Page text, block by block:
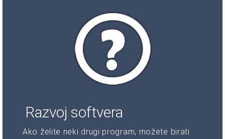
Razvoj softvera
Ako želite neki drugi program, možete birati